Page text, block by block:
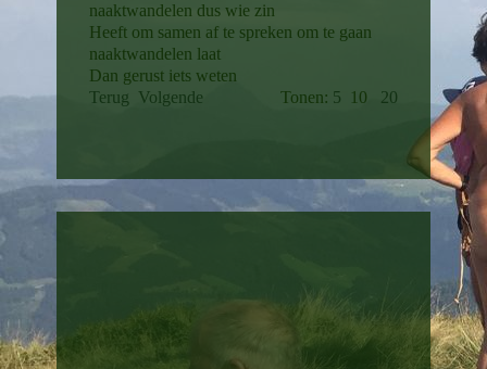
naaktwandelen dus wie zin
Heeft om samen af te spreken om te gaan
naaktwandelen laat
Dan gerust iets weten
Terug Volgende Tonen: 5 10 20